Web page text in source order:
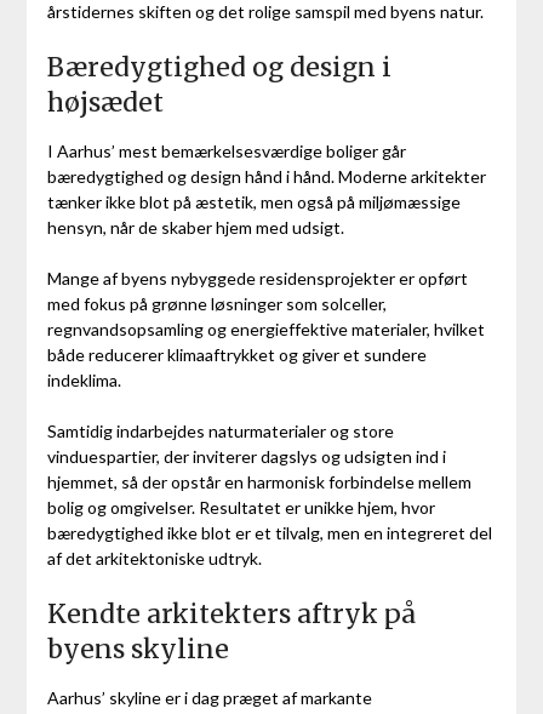
årstidernes skiften og det rolige samspil med byens natur.
Bæredygtighed og design i
højsædet
I Aarhus’ mest bemærkelsesværdige boliger går
bæredygtighed og design hånd i hånd. Moderne arkitekter
tænker ikke blot på æstetik, men også på miljømæssige
hensyn, når de skaber hjem med udsigt.
Mange af byens nybyggede residensprojekter er opført
med fokus på grønne løsninger som solceller,
regnvandsopsamling og energieffektive materialer, hvilket
både reducerer klimaaftrykket og giver et sundere
indeklima.
Samtidig indarbejdes naturmaterialer og store
vinduespartier, der inviterer dagslys og udsigten ind i
hjemmet, så der opstår en harmonisk forbindelse mellem
bolig og omgivelser. Resultatet er unikke hjem, hvor
bæredygtighed ikke blot er et tilvalg, men en integreret del
af det arkitektoniske udtryk.
Kendte arkitekters aftryk på
byens skyline
Aarhus’ skyline er i dag præget af markante